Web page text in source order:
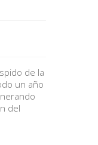
de la
un año
del